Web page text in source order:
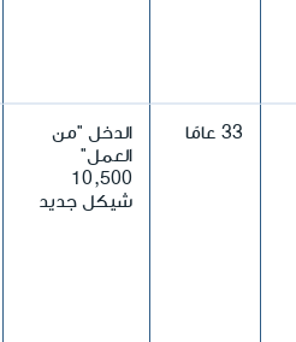
33 عامًا
الدخل "من
العمل"
10,500
شيكل جديد